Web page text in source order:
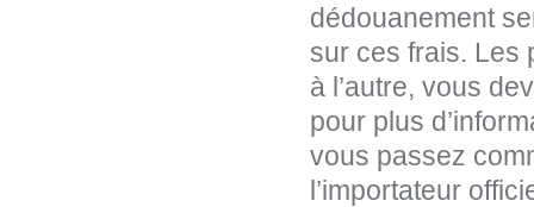
dédouanement
sur ces frais. Les
à l’autre, vous
pour plus
vous passez
l’importateur